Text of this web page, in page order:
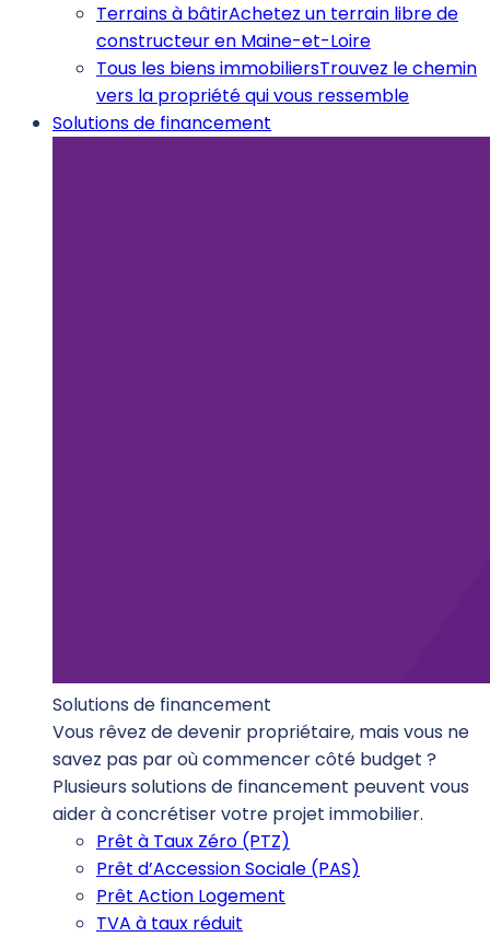
Terrains à bâtirAchetez un terrain libre de
constructeur en Maine-et-Loire
Tous les biens immobiliersTrouvez le chemin
vers la propriété qui vous ressemble
Solutions de financement
Solutions de financement
Vous rêvez de devenir propriétaire, mais vous ne
savez pas par où commencer côté budget ?
Plusieurs solutions de financement peuvent vous
aider à concrétiser votre projet immobilier.
Prêt à Taux Zéro (PTZ)
Prêt d’Accession Sociale (PAS)
Prêt Action Logement
TVA à taux réduit